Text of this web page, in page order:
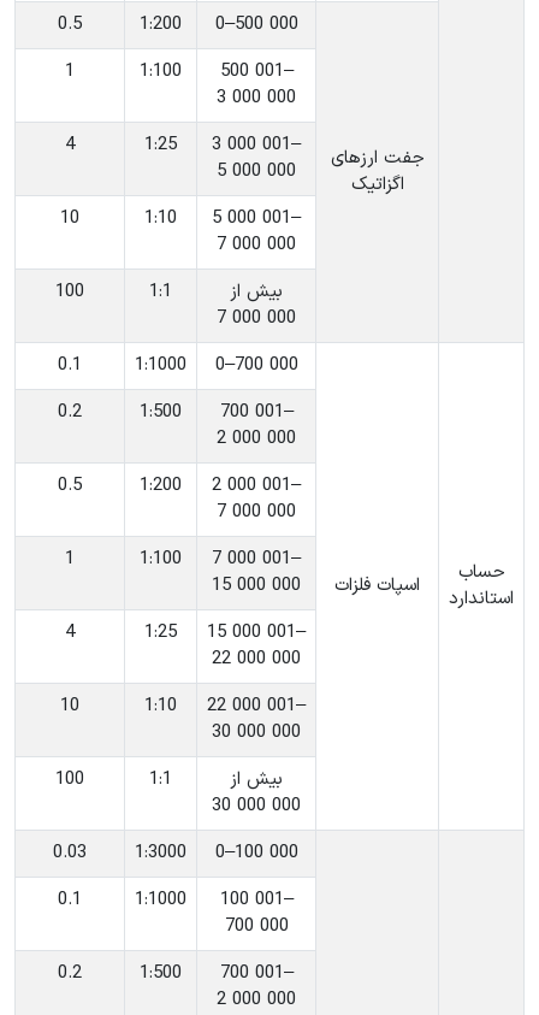
جفت ارزهای
اگزاتیک
‎0–500 000
‎1:200
0.5
‎500 001–
3 000 000
‎1:100
1
‎3 000 001–
5 000 000
‎1:25
4
‎5 000 001–
7 000 000
‎1:10
10
‎بیش از
7 000 000
‎1:1
100
حساب
استاندارد
اسپات فلزات
‎0–700 000
‎1:1000
0.1
‎700 001–
2 000 000
‎1:500
0.2
‎2 000 001–
7 000 000
‎1:200
0.5
‎7 000 001–
15 000 000
‎1:100
1
‎15 000 001–
22 000 000
‎1:25
4
‎22 000 001–
30 000 000
‎1:10
10
‎بیش از
30 000 000
‎1:1
100
‎0–100 000
‎1:3000
0.03
‎100 001–
700 000
‎1:1000
0.1
‎700 001–
2 000 000
‎1:500
0.2